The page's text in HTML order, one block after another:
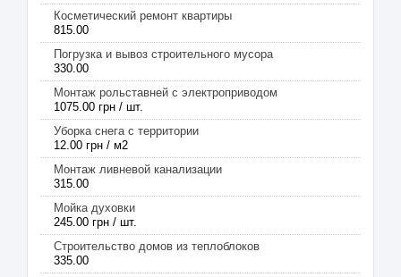
Косметический ремонт квартиры
815.00
Погрузка и вывоз строительного мусора
330.00
Монтаж рольставней с электроприводом
1075.00 грн / шт.
Уборка снега с территории
12.00 грн / м2
Монтаж ливневой канализации
315.00
Мойка духовки
245.00 грн / шт.
Строительство домов из теплоблоков
335.00